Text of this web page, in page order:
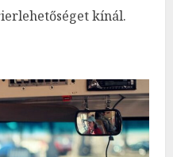
kínál.